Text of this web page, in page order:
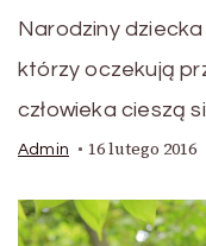
Narodziny
którzy oczekują
człowieka cieszą
Admin 16 lutego 2016